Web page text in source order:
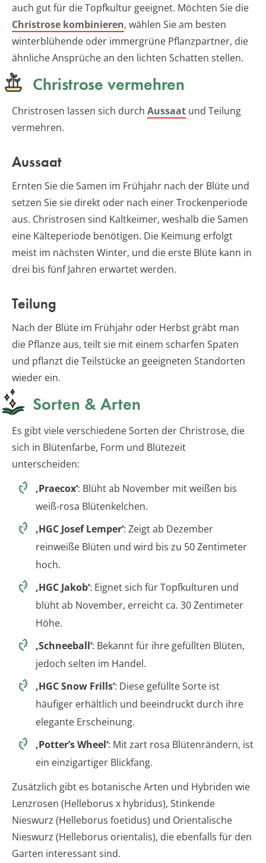
auch gut für die Topfkultur geeignet. Möchten Sie die
Christrose kombinieren, wählen Sie am besten
winterblühende oder immergrüne Pflanzpartner, die
ähnliche Ansprüche an den lichten Schatten stellen.
Christrose vermehren
Christrosen lassen sich durch Aussaat und Teilung
vermehren.
Aussaat
Ernten Sie die Samen im Frühjahr nach der Blüte und
setzen Sie sie direkt oder nach einer Trockenperiode
aus. Christrosen sind Kaltkeimer, weshalb die Samen
eine Kälteperiode benötigen. Die Keimung erfolgt
meist im nächsten Winter, und die erste Blüte kann in
drei bis fünf Jahren erwartet werden.
Teilung
Nach der Blüte im Frühjahr oder Herbst gräbt man
die Pflanze aus, teilt sie mit einem scharfen Spaten
und pflanzt die Teilstücke an geeigneten Standorten
wieder ein.
Sorten & Arten
Es gibt viele verschiedene Sorten der Christrose, die
sich in Blütenfarbe, Form und Blütezeit
unterscheiden:
‚Praecox‘: Blüht ab November mit weißen bis
weiß-rosa Blütenkelchen.
‚HGC Josef Lemper‘: Zeigt ab Dezember
reinweiße Blüten und wird bis zu 50 Zentimeter
hoch.
‚HGC Jakob‘: Eignet sich für Topfkulturen und
blüht ab November, erreicht ca. 30 Zentimeter
Höhe.
‚Schneeball‘: Bekannt für ihre gefüllten Blüten,
jedoch selten im Handel.
‚HGC Snow Frills‘: Diese gefüllte Sorte ist
häufiger erhältlich und beeindruckt durch ihre
elegante Erscheinung.
‚Potter’s Wheel‘: Mit zart rosa Blütenrändern, ist
ein einzigartiger Blickfang.
Zusätzlich gibt es botanische Arten und Hybriden wie
Lenzrosen (Helleborus x hybridus), Stinkende
Nieswurz (Helleborus foetidus) und Orientalische
Nieswurz (Helleborus orientalis), die ebenfalls für den
Garten interessant sind.